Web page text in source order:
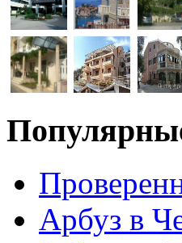
Арбуз в